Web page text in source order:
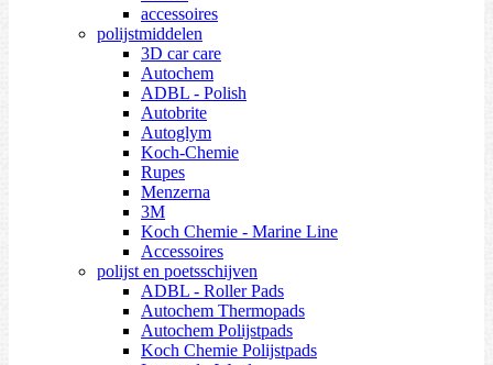
accessoires
polijstmiddelen
3D car care
Autochem
ADBL - Polish
Autobrite
Autoglym
Koch-Chemie
Rupes
Menzerna
3M
Koch Chemie - Marine Line
Accessoires
polijst en poetsschijven
ADBL - Roller Pads
Autochem Thermopads
Autochem Polijstpads
Koch Chemie Polijstpads